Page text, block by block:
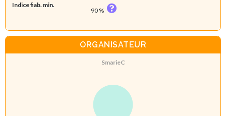
Indice fiab. min.
90 %
ORGANISATEUR
SmarieC